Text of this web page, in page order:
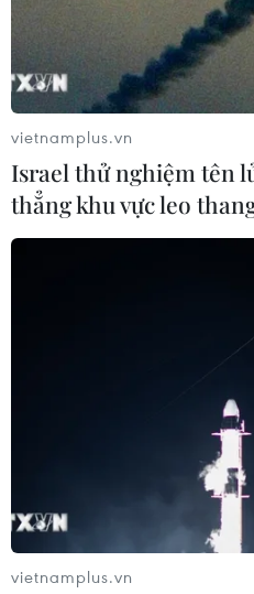
vietnamplus.vn
Israel thử nghiệm tên
thẳng khu vực leo
vietnamplus.vn